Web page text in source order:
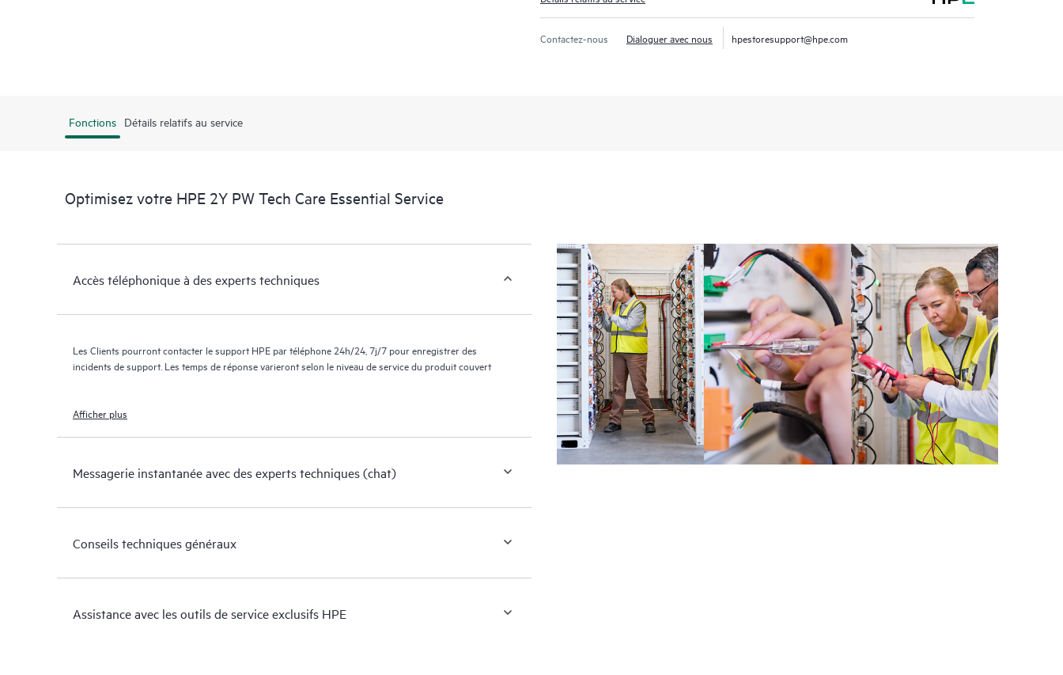
portail de service HPE, une expérience numérique personnalisée et optimisée qui fournit
des données exploitables sur des cas de service de produits HPE et des contrats de
support couverts par le service HPE Tech Care. Les Clients peuvent gérer plus
Contactez-nous Dialoguer avec nous hpestoresupport@hpe.com
Fonctions Détails relatifs au service
Optimisez votre HPE 2Y PW Tech Care Essential Service
Accès téléphonique à des experts techniques
Les Clients pourront contacter le support HPE par téléphone 24h/24, 7j/7 pour enregistrer des
incidents de support. Les temps de réponse varieront selon le niveau de service du produit couvert
Afficher plus
Messagerie instantanée avec des experts techniques (chat)
Conseils techniques généraux
Assistance avec les outils de service exclusifs HPE